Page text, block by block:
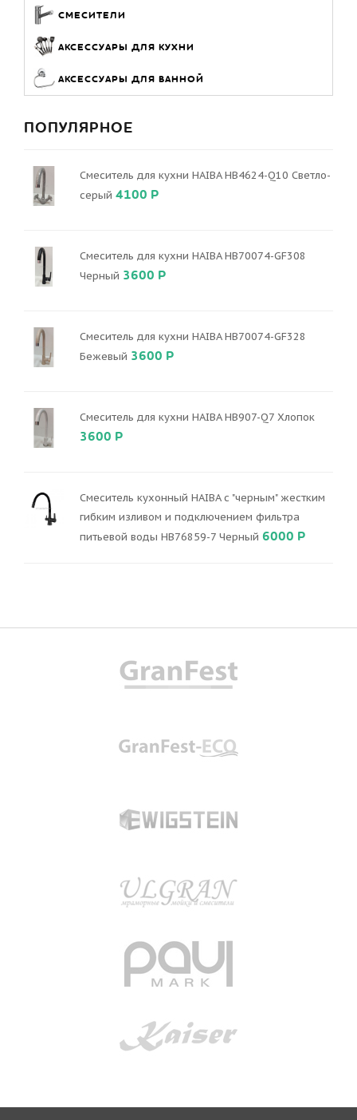
СМЕСИТЕЛИ
АКСЕССУАРЫ ДЛЯ КУХНИ
АКСЕССУАРЫ ДЛЯ ВАННОЙ
ПОПУЛЯРНОЕ
Смеситель для кухни HAIBA HB4624-Q10 Светло-
серый 4100 Р
Смеситель для кухни HAIBA HB70074-GF308
Черный 3600 Р
Смеситель для кухни HAIBA HB70074-GF328
Бежевый 3600 Р
Смеситель для кухни HAIBA HB907-Q7 Хлопок
3600 Р
Смеситель кухонный HAIBA с "черным" жестким
гибким изливом и подключением фильтра
питьевой воды HB76859-7 Черный 6000 Р